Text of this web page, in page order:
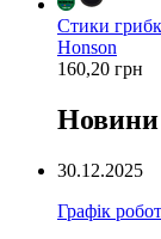
Стики
Honson
160,20 грн
Новини
30.12.2025
Графік